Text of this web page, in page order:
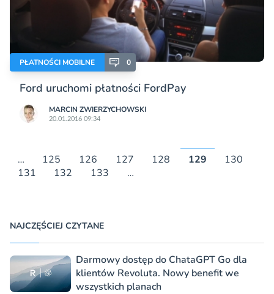
PŁATNOŚCI MOBILNE 0
Ford uruchomi płatności FordPay
MARCIN ZWIERZYCHOWSKI
20.01.2016 09:34
… 125 126 127 128 129
130
131
132 133 …
NAJCZĘŚCIEJ CZYTANE
Darmowy dostęp do ChataGPT Go dla
klientów Revoluta. Nowy benefit we
wszystkich planach